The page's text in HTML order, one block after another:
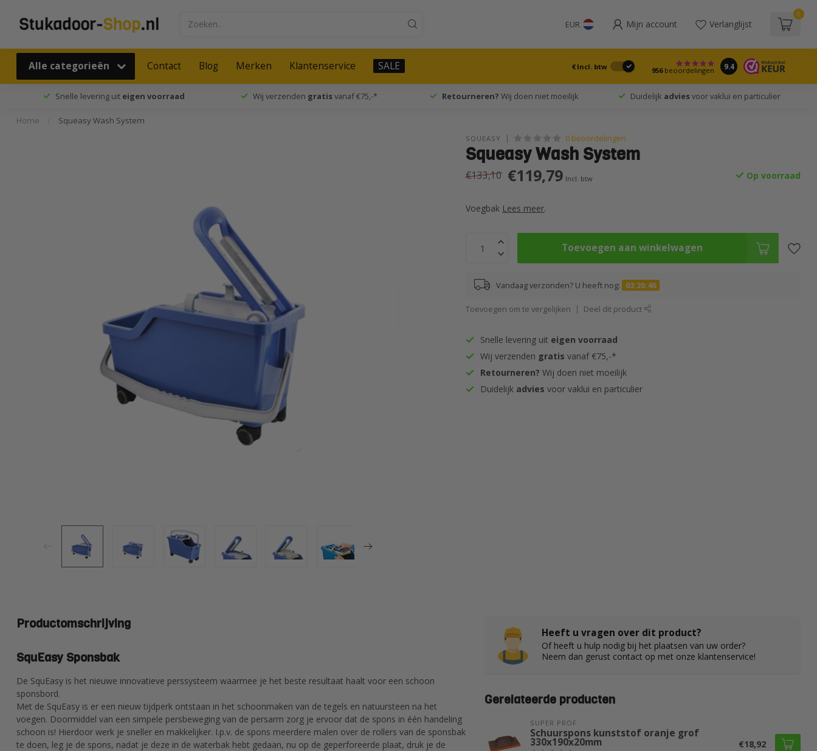
EUR Mijn account Verlanglijst
0
Alle categorieën Contact Blog Merken Klantenservice SALE € Incl. btw 956beoordelingen 9.4
Snelle levering uit eigen voorraad Wij verzenden gratisvanaf €75,-* Retourneren? Wij doen niet moeilijk Duidelijk adviesvoor vaklui en particulier
Home Squeasy Wash System
SQUEASY 0 beoordelingen
Squeasy Wash System
€133,10 €119,79 Incl. btw Op voorraad
Voegbak Lees meer.
Toevoegen aan winkelwagen
Vandaag verzonden? U heeft nog: 03:20:45
Toevoegen om te vergelijken Deel dit product
Snelle levering uit eigen voorraad
Wij verzenden gratis vanaf €75,-*
Retourneren? Wij doen niet moeilijk
Duidelijk advies voor vaklui en particulier
Productomschrijving
SquEasy Sponsbak
De SquEasy is het nieuwe innovatieve perssysteem waarmee je het beste resultaat haalt voor een schoon
sponsbord.
Met de SquEasy is er een nieuw tijdperk ontstaan in het schoonmaken van de tegels en natuursteen na het
voegen. Doormiddel van een simpele persbeweging van de persarm zorg je ervoor dat de spons in één handeling
schoon is! Hierdoor werk je sneller en makkelijker. I.p.v. de spons meerdere malen over de rollers van de sponsbak
te doen, leg je de spons, nadat je deze in de waterbak hebt gedaan, nu op de geperforeerde plaat, druk je de
Heeft u vragen over dit product?
Of heeft u hulp nodig bij het plaatsen van uw order?
Neem dan gerust contact op met onze klantenservice!
Gerelateerde producten
SUPER PROF
Schuurspons kunststof oranje grof
330x190x20mm €18,92